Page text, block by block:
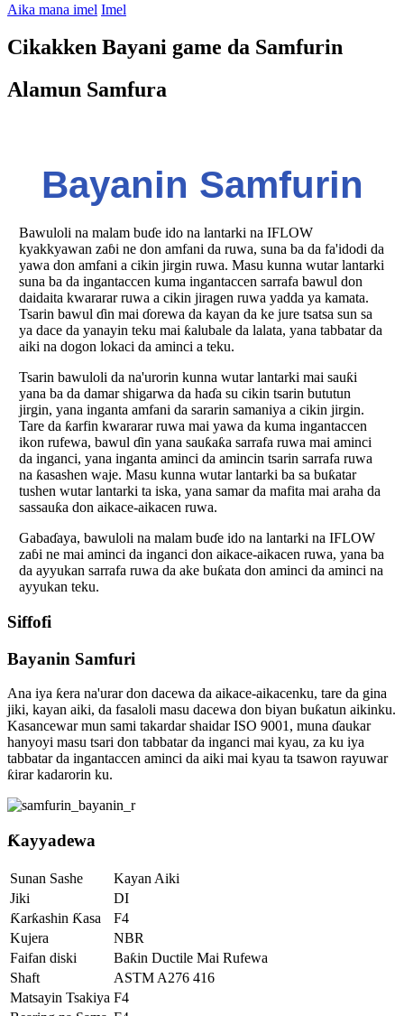
Aika mana imel Imel
Cikakken Bayani game da Samfurin
Alamun Samfura
Bayanin Samfurin
Bawuloli na malam buɗe ido na lantarki na IFLOW
kyakkyawan zaɓi ne don amfani da ruwa, suna ba da fa'idodi da
yawa don amfani a cikin jirgin ruwa. Masu kunna wutar lantarki
suna ba da ingantaccen kuma ingantaccen sarrafa bawul don
daidaita kwararar ruwa a cikin jiragen ruwa yadda ya kamata.
Tsarin bawul ɗin mai ɗorewa da kayan da ke jure tsatsa sun sa
ya dace da yanayin teku mai ƙalubale da lalata, yana tabbatar da
aiki na dogon lokaci da aminci a teku.
Tsarin bawuloli da na'urorin kunna wutar lantarki mai sauƙi
yana ba da damar shigarwa da haɗa su cikin tsarin bututun
jirgin, yana inganta amfani da sararin samaniya a cikin jirgin.
Tare da ƙarfin kwararar ruwa mai yawa da kuma ingantaccen
ikon rufewa, bawul ɗin yana sauƙaƙa sarrafa ruwa mai aminci
da inganci, yana inganta aminci da amincin tsarin sarrafa ruwa
na ƙasashen waje. Masu kunna wutar lantarki ba sa buƙatar
tushen wutar lantarki ta iska, yana samar da mafita mai araha da
sassauƙa don aikace-aikacen ruwa.
Gabaɗaya, bawuloli na malam buɗe ido na lantarki na IFLOW
zaɓi ne mai aminci da inganci don aikace-aikacen ruwa, yana ba
da ayyukan sarrafa ruwa da ake buƙata don aminci da aminci na
ayyukan teku.
Siffofi
Bayanin Samfuri
Ana iya ƙera na'urar don dacewa da aikace-aikacenku, tare da gina
jiki, kayan aiki, da fasaloli masu dacewa don biyan buƙatun aikinku.
Kasancewar mun sami takardar shaidar ISO 9001, muna ɗaukar
hanyoyi masu tsari don tabbatar da inganci mai kyau, za ku iya
tabbatar da ingantaccen aminci da aiki mai kyau ta tsawon rayuwar
ƙirar kadarorin ku.
Ƙayyadewa
Sunan Sashe
Kayan Aiki
Jiki
DI
Ƙarƙashin Ƙasa
F4
Kujera
NBR
Faifan diski
Baƙin Ductile Mai Rufewa
Shaft
ASTM A276 416
Matsayin Tsakiya F4